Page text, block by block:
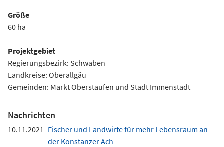
Größe
60 ha
Projektgebiet
Regierungsbezirk: Schwaben
Landkreise: Oberallgäu
Gemeinden: Markt Oberstaufen und Stadt Immenstadt
Nachrichten
10.11.2021 Fischer und Landwirte für mehr Lebensraum an
der Konstanzer Ach